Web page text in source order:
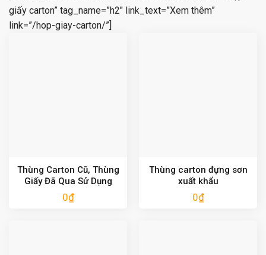
giấy carton” tag_name=”h2″ link_text=”Xem thêm”
link=”/hop-giay-carton/”]
Thùng Carton Cũ, Thùng
Giấy Đã Qua Sử Dụng
0₫
Thùng carton đựng sơn
xuất khẩu
0₫